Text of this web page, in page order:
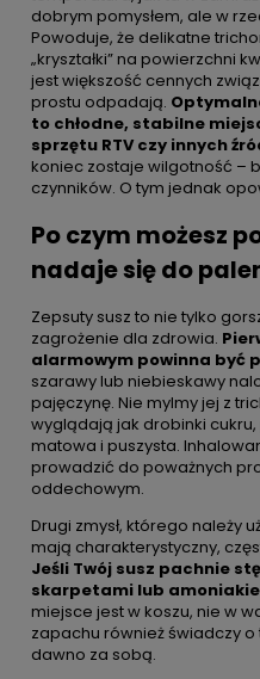
dobrym pomysłem, ale w
Powoduje, że delikatne
„kryształki” na powierzchni
jest większość cennych
prostu odpadają.
to chłodne, stabilne
sprzętu RTV czy innych
koniec zostaje wilgotność –
czynników. O tym jednak
Po czym możesz
nadaje się do
Zepsuty susz to nie tylko
zagrożenie dla zdrowia.
alarmowym powinna być
szarawy lub niebieskawy
pajęczynę. Nie mylmy jej z
wyglądają jak drobinki
matowa i puszysta.
prowadzić do poważnych
oddechowym.
Drugi zmysł, którego należy
mają charakterystyczny,
Jeśli Twój susz pachnie
skarpetami lub
miejsce jest w koszu, nie w
zapachu również świadczy
dawno za sobą.